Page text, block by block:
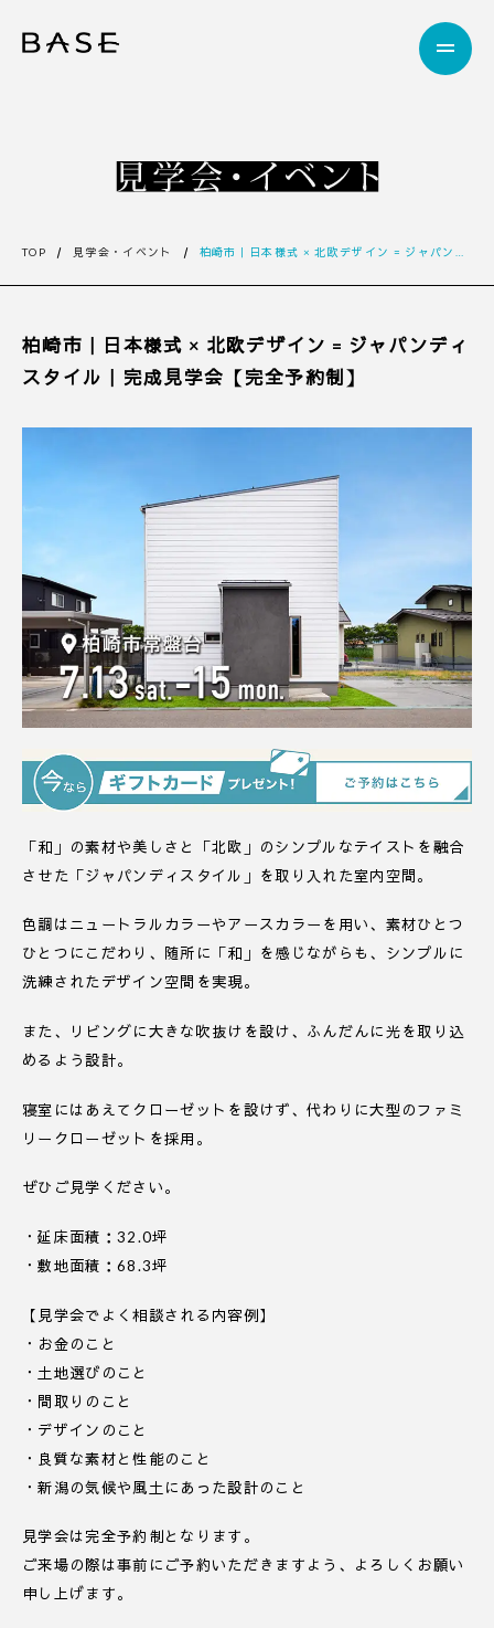
TOP 見学会・イベント
柏崎市｜日本様式 × 北欧デザイン = ジャパンディ
スタイル｜完成見学会【完全予約制】
「和」の素材や美しさと「北欧」のシンプルなテイストを融合
させた「ジャパンディスタイル」を取り入れた室内空間。
色調はニュートラルカラーやアースカラーを用い、素材ひとつ
ひとつにこだわり、随所に「和」を感じながらも、シンプルに
洗練されたデザイン空間を実現。
また、リビングに大きな吹抜けを設け、ふんだんに光を取り込
めるよう設計。
寝室にはあえてクローゼットを設けず、代わりに大型のファミ
リークローゼットを採用。
ぜひご見学ください。
・延床面積：32.0坪
・敷地面積：68.3坪
【見学会でよく相談される内容例】
・お金のこと
・土地選びのこと
・間取りのこと
・デザインのこと
・良質な素材と性能のこと
・新潟の気候や風土にあった設計のこと
見学会は完全予約制となります。
ご来場の際は事前にご予約いただきますよう、よろしくお願い
申し上げます。